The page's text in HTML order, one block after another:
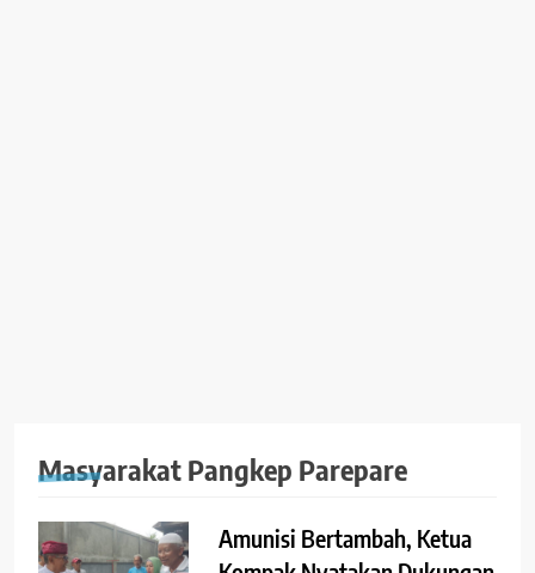
Masyarakat Pangkep Parepare
Amunisi Bertambah, Ketua